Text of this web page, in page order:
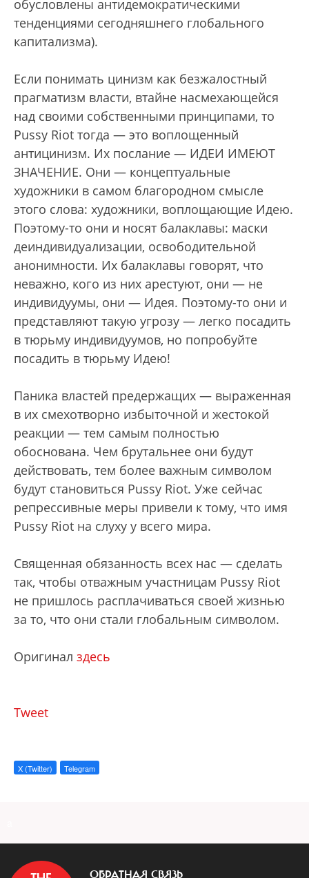
обусловлены антидемократическими
тенденциями сегодняшнего глобального
капитализма).
Если понимать цинизм как безжалостный
прагматизм власти, втайне насмехающейся
над своими собственными принципами, то
Pussy Riot тогда — это воплощенный
антицинизм. Их послание — ИДЕИ ИМЕЮТ
ЗНАЧЕНИЕ. Они — концептуальные
художники в самом благородном смысле
этого слова: художники, воплощающие Идею.
Поэтому-то они и носят балаклавы: маски
деиндивидуализации, освободительной
анонимности. Их балаклавы говорят, что
неважно, кого из них арестуют, они — не
индивидуумы, они — Идея. Поэтому-то они и
представляют такую угрозу — легко посадить
в тюрьму индивидуумов, но попробуйте
посадить в тюрьму Идею!
Паника властей предержащих — выраженная
в их смехотворно избыточной и жестокой
реакции — тем самым полностью
обоснована. Чем брутальнее они будут
действовать, тем более важным символом
будут становиться Pussy Riot. Уже сейчас
репрессивные меры привели к тому, что имя
Pussy Riot на слуху у всего мира.
Священная обязанность всех нас — сделать
так, чтобы отважным участницам Pussy Riot
не пришлось расплачиваться своей жизнью
за то, что они стали глобальным символом.
Оригинал здесь
Tweet
X (Twitter) Telegram
ОБРАТНАЯ СВЯЗЬ